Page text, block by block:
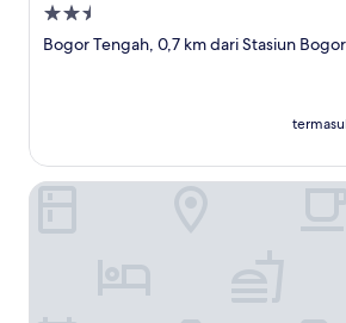
Properti
bintang
Bogor Tengah, 0,7 km dari Stasiun Bogor
THE 1O1 Bogor Suryakancana